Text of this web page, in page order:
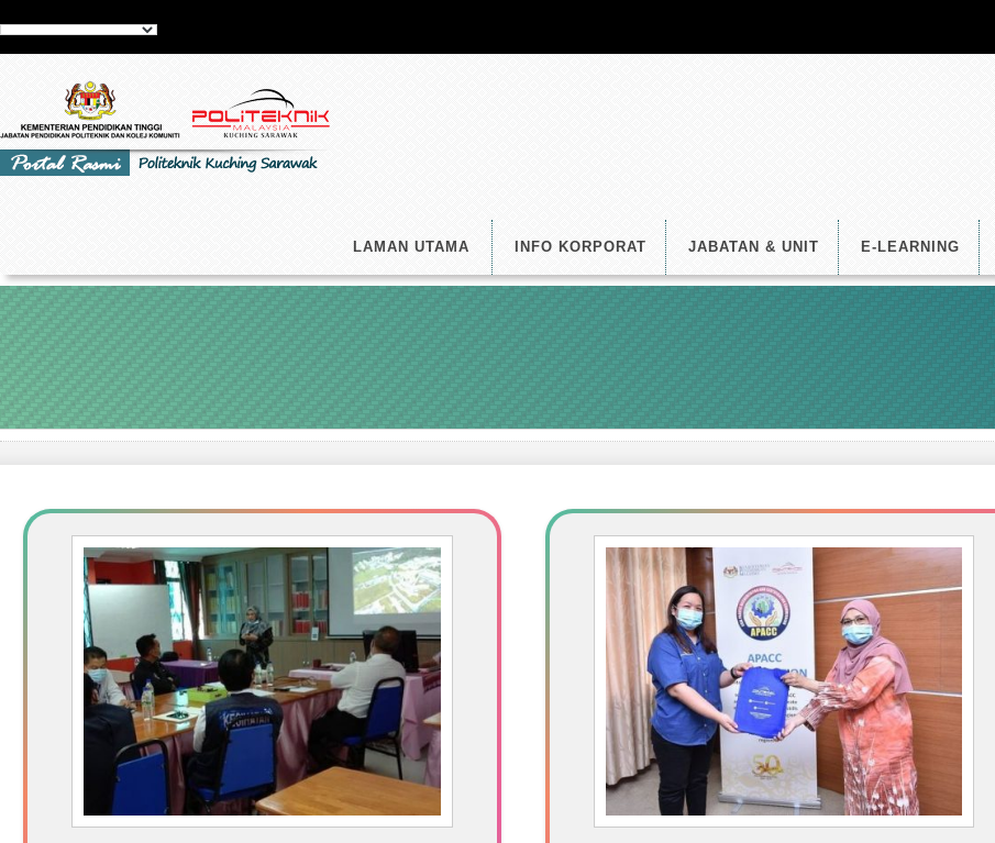
LAMAN UTAMA INFO KORPORAT JABATAN & UNIT E-LEARNING